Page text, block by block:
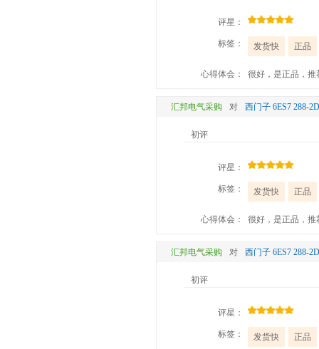
评星：
标签： 发货快 正品
心得体会： 很好，是正品，推
汇邦电气采购 对 西门子 6ES7 288-
初评
评星：
标签： 发货快 正品
心得体会： 很好，是正品，推
汇邦电气采购 对 西门子 6ES7 288-
初评
评星：
标签： 发货快 正品